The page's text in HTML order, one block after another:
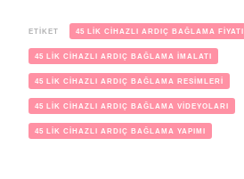
ETIKET 45 LİK CİHAZLI ARDIÇ BAĞLAMA FİYATI
45 LİK CİHAZLI ARDIÇ BAĞLAMA İMALATI
45 LİK CİHAZLI ARDIÇ BAĞLAMA RESİMLERİ
45 LİK CİHAZLI ARDIÇ BAĞLAMA VİDEYOLARI
45 LİK CİHAZLI ARDIÇ BAĞLAMA YAPIMI